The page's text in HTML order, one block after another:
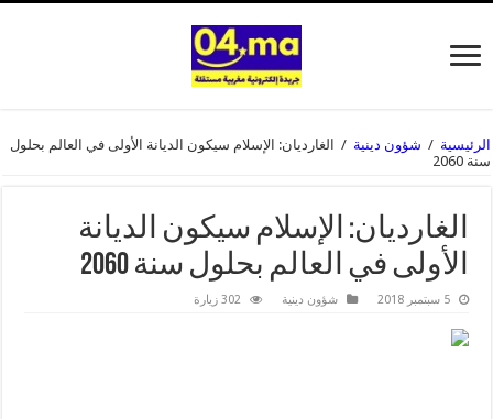
الرئيسية / شؤون دينية /
الغارديان: الإسلام سيكون الديانة الأولى في العالم بحلول
سنة 2060
الغارديان: الإسلام سيكون الديانة
الأولى في العالم بحلول سنة 2060
5 سبتمبر 2018 شؤون دينية 302 زيارة